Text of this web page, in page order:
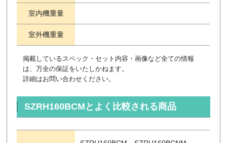
室内機重量
室外機重量
掲載しているスペック・セット内容・画像など全ての情報
は、万全の保証をいたしかねます。
詳細はお問い合わせください。
SZRH160BCMとよく比較される商品